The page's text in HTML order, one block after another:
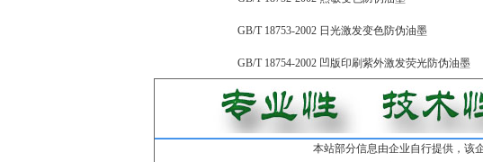
GB/T 18753-2002 日光激发变色防伪油墨
GB/T 18754-2002 凹版印刷紫外激发荧光防伪油墨
本站部分信息由企业自行提供，该